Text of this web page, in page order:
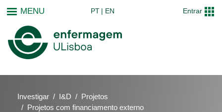
MENU PT EN Entrar
Investigar I&D
Projetos
Projetos com financiamento externo